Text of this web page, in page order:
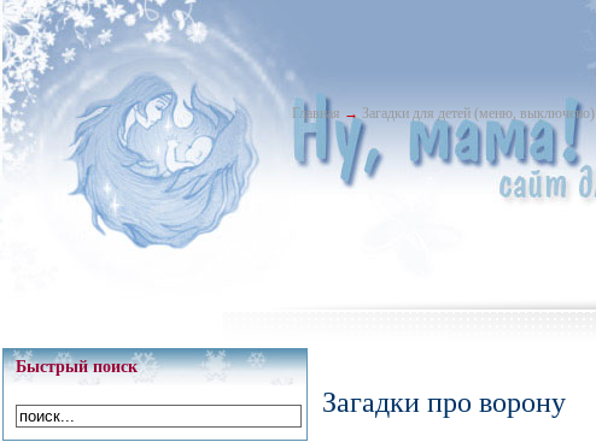
Главная → Загадки для детей (меню, выключено)
Быстрый поиск
Загадки про ворону